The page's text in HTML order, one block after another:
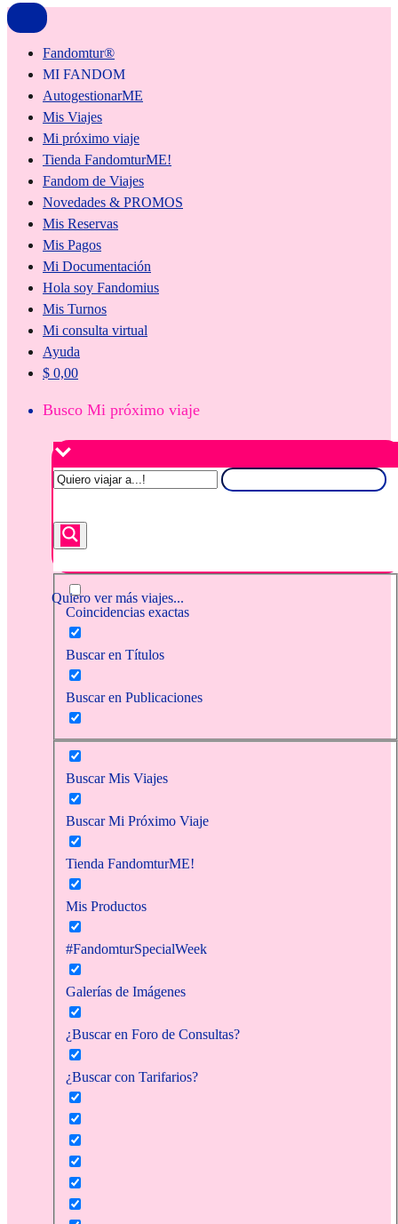
Fandomtur®
MI FANDOM
AutogestionarME
Mis Viajes
Mi próximo viaje
Tienda FandomturME!
Fandom de Viajes
Novedades & PROMOS
Mis Reservas
Mis Pagos
Mi Documentación
Hola soy Fandomius
Mis Turnos
Mi consulta virtual
Ayuda
$ 0,00
Busco Mi próximo viaje
Quiero ver más viajes...
Coincidencias exactas
Buscar en Títulos
Buscar en Publicaciones
Buscar Mis Viajes
Buscar Mi Próximo Viaje
Tienda FandomturME!
Mis Productos
#FandomturSpecialWeek
Galerías de Imágenes
¿Buscar en Foro de Consultas?
¿Buscar con Tarifarios?